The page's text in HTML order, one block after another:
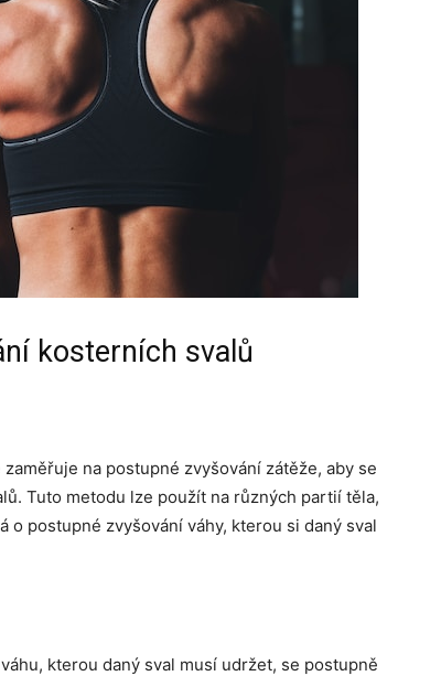
kosterních svalů
na postupné zvyšování zátěže, aby se
Tuto metodu lze použít na různých partií těla,
postupné zvyšování váhy, kterou si daný sval
kterou daný sval musí udržet, se postupně